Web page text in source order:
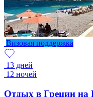
Визовая поддержка
13 дней
12 ночей
Отдых в Греции на